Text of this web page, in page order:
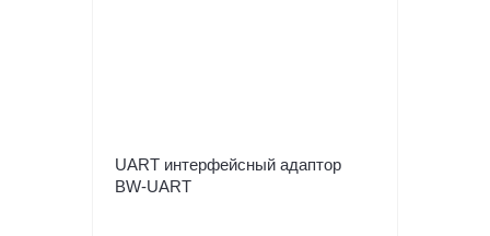
UART интерфейсный адаптор
BW-UART